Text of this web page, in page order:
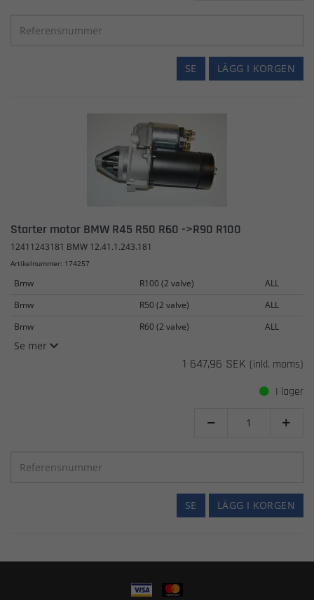
LÄGG I KORGEN
SE
Starter motor BMW R45 R50 R60 ->R90 R100
12411243181 BMW 12.41.1.243.181
Artikelnummer: 174257
Bmw R100 (2 valve)
ALL
Bmw
R50 (2 valve)
ALL
Bmw
R60 (2 valve) ALL
Se mer
1 647,96 SEK (inkl. moms)
I lager
 
LÄGG I KORGEN
SE